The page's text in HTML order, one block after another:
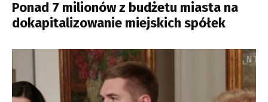
Ponad 7 milionów z budżetu miasta na
dokapitalizowanie miejskich spółek